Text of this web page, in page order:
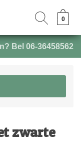
Bel 06-36458562
0
0
zwarte